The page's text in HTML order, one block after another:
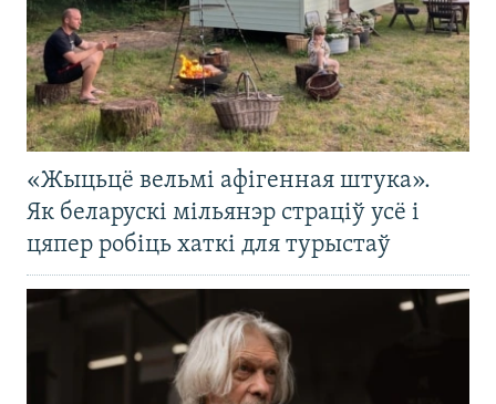
«Жыцьцё вельмі афігенная штука».
Як беларускі мільянэр страціў усё і
цяпер робіць хаткі для турыстаў